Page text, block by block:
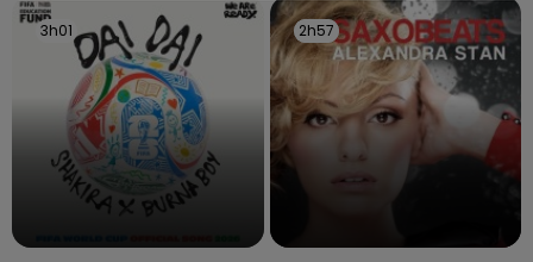
3h01
3h01 2h57
2h57